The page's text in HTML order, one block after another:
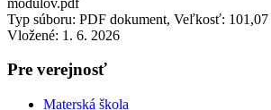
Typ súboru: PDF dokument, Veľkosť:
Vložené: 1. 6. 2026
Pre verejnosť
Materská škola